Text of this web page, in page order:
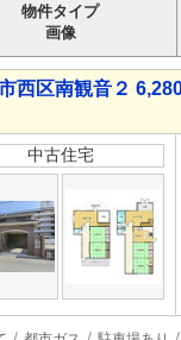
物件タイプ
画像
西区南観音２
中古住宅